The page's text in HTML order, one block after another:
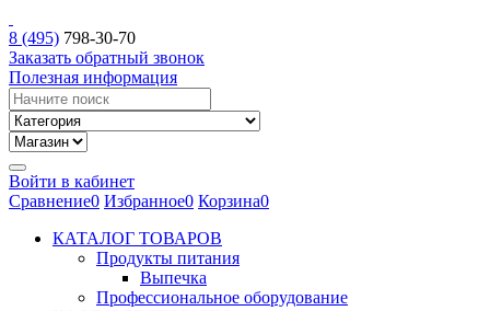
8 (495) 798-30-70
Заказать обратный звонок
Полезная информация
Войти в кабинет
Сравнение0 Избранное0 Корзина0
КАТАЛОГ ТОВАРОВ
Продукты питания
Выпечка
Профессиональное оборудование